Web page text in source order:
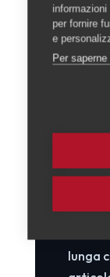
Vivere
esigenze.
lunga
per fornire
e
Per saperne